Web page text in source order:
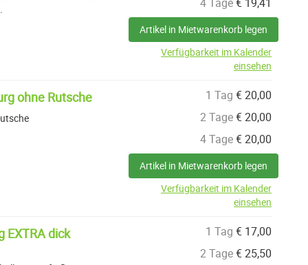
Artikel in Mietwarenkorb legen
Verfügbarkeit im Kalender
einsehen
1 Tag €20,00
2 Tage€20,00
4 Tage€20,00
Artikel in Mietwarenkorb legen
Verfügbarkeit im Kalender
einsehen
ohne Rutsche
1 Tag € 17,00
2 Tage€25,50
EXTRA dick